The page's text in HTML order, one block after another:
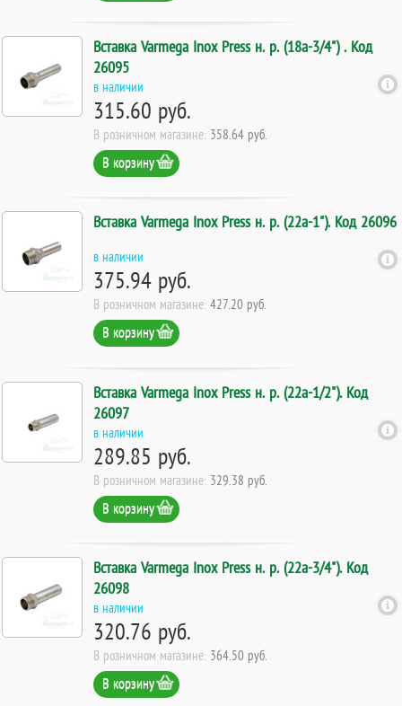
Вставка Varmega Inox Press н. р. (18а-3/4") . Код
26095
в наличии
315.60 руб.
В розничном магазине: 358.64 руб.
В корзину
Вставка Varmega Inox Press н. р. (22а-1"). Код 26096
в наличии
375.94 руб.
В розничном магазине: 427.20 руб.
В корзину
Вставка Varmega Inox Press н. р. (22а-1/2"). Код
26097
в наличии
289.85 руб.
В розничном магазине: 329.38 руб.
В корзину
Вставка Varmega Inox Press н. р. (22а-3/4"). Код
26098
в наличии
320.76 руб.
В розничном магазине: 364.50 руб.
В корзину